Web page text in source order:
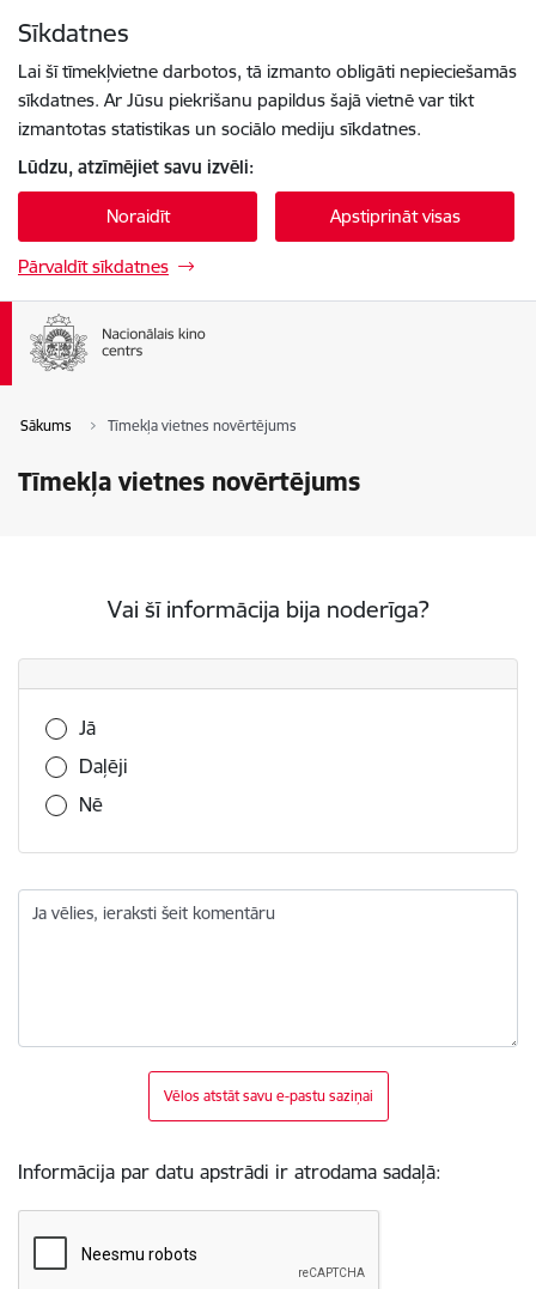
Sīkdatnes
Lai šī tīmekļvietne darbotos, tā izmanto obligāti nepieciešamās
sīkdatnes. Ar Jūsu piekrišanu papildus šajā vietnē var tikt
izmantotas statistikas un sociālo mediju sīkdatnes.
Lūdzu, atzīmējiet savu izvēli:
Noraidīt Apstiprināt visas
Pārvaldīt sīkdatnes
Sākums Tīmekļa vietnes novērtējums
Tīmekļa vietnes novērtējums
Vai šī informācija bija noderīga?
Vai šī informācija bija noderīga?
Jā
Daļēji
Nē
Ja vēlies, ieraksti šeit komentāru
Vēlos atstāt savu e-pastu saziņai
Informācija par datu apstrādi ir atrodama sadaļā: